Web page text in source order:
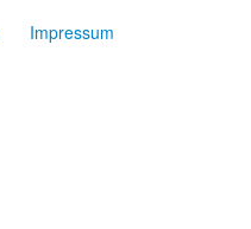
Impressum